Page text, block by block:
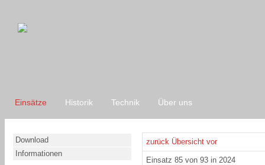
Einsätze Historik Technik Über uns
Download
Informationen
zurück Übersicht vor
Einsatz 85 von 93 in 2024